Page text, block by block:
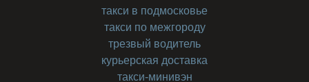
такси в подмосковье
такси по межгороду
трезвый водитель
курьерская доставка
такси-минивэн